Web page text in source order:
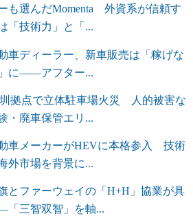
も選んだMomenta 外資系が信頼す
「技術力」と「...
車ディーラー、新車販売は「稼げな
に――アフター...
拠点で立体駐車場火災 人的被害な
・廃車保管エリ...
車メーカーがHEVに本格参入 技術
外市場を背景に...
とファーウェイの「H+H」協業が具
三智双智」を軸...